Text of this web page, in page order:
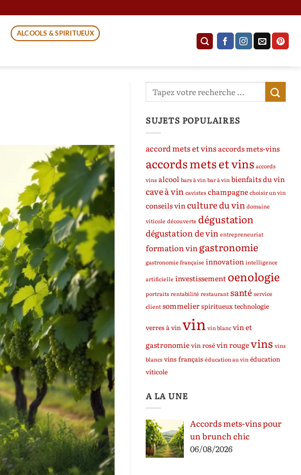
ALCOOLS & SPIRITUEUX
SUJETS POPULAIRES
accord mets et vinsaccords mets-vins
accords mets et vinsaccords
vinsalcool bars à vin bar à vin bienfaits du vin
cave à vin cavisteschampagnechoisir un vin
conseils vin culture du vin domaine
viticole découverte dégustation
dégustation de vin entrepreneuriat
formation vin gastronomie
gastronomie française innovation intelligence
artificielle investissement oenologie
portraitsrentabilité restaurantsanté service
clientsommelierspiritueuxtechnologie
verres à vin vinvin blancvin et
gastronomievin rosévin rougevins vins
blancsvins françaiséducation au vin éducation
viticole
A LA UNE
Accords mets-vins pour
un brunch chic
06/08/2026